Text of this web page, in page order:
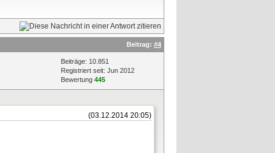
Beitrag: #4
Beiträge: 10.851
Registriert seit: Jun 2012
Bewertung 445
(03.12.2014 20:05)